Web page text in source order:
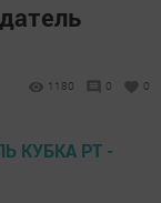
1180 0 0